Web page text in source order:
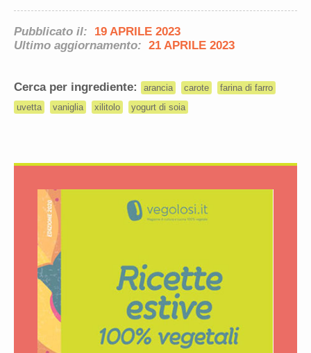
Pubblicato il:
19 APRILE 2023
Ultimo aggiornamento: 21 APRILE 2023
Cerca per ingrediente: arancia carote
farina di farro
uvetta
vaniglia xilitolo yogurt di soia